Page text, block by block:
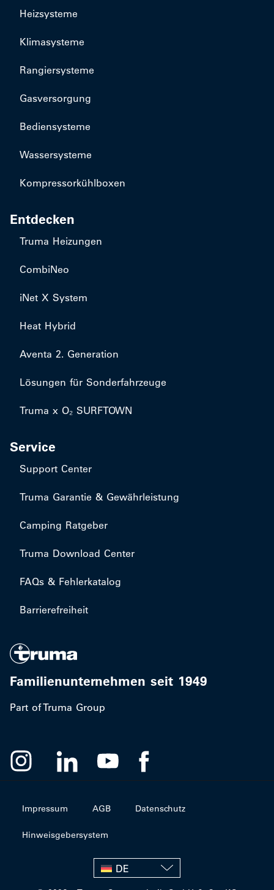
Heizsysteme
Klimasysteme
Rangiersysteme
Gasversorgung
Bediensysteme
Wassersysteme
Kompressorkühlboxen
Entdecken
Truma Heizungen
CombiNeo
iNet X System
Heat Hybrid
Aventa 2. Generation
Lösungen für Sonderfahrzeuge
Truma x O₂ SURFTOWN
Service
Support Center
Truma Garantie & Gewährleistung
Camping Ratgeber
Truma Download Center
FAQs & Fehlerkatalog
Barrierefreiheit
Familienunternehmen seit 1949
Part of Truma Group
Impressum AGB Datenschutz
Hinweisgebersystem
DE